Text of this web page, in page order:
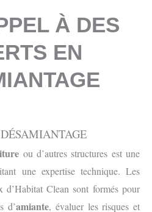
À DES
EN
ou d’autres structures est une
une expertise technique. Les
d’Habitat Clean sont formés pour
d’amiante, évaluer les risques et